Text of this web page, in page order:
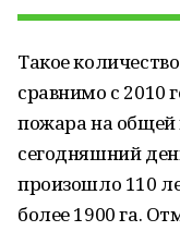
Такое
сравнимо с 2010
пожара на
сегодняшний
произошло 110
более 1900 га.